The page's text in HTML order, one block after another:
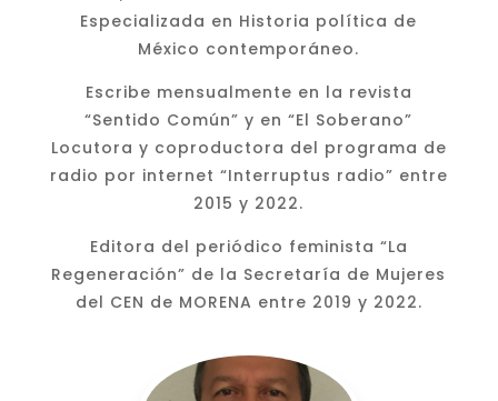
Especializada en Historia política de
México contemporáneo.
Escribe mensualmente en la revista
“Sentido Común” y en “El Soberano”
Locutora y coproductora del programa de
radio por internet “Interruptus radio” entre
2015 y 2022.
Editora del periódico feminista “La
Regeneración” de la Secretaría de Mujeres
del CEN de MORENA entre 2019 y 2022.